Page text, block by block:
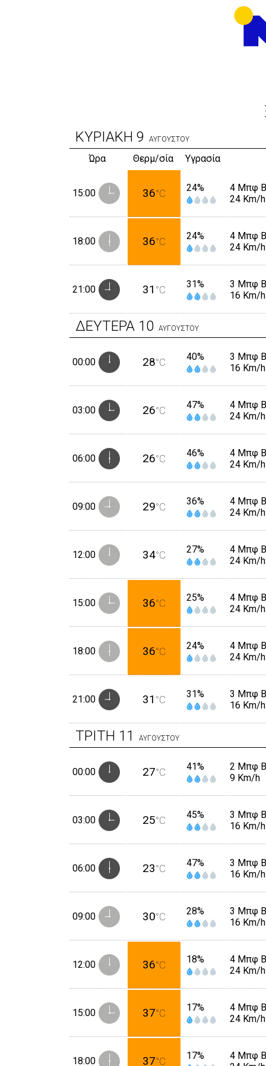
ΚΥΡΙΑΚΗ 9 ΑΥΓΟΥΣΤΟΥ
Ώρα Θερμ/σία Υγρασία
15:00 36°C 24%
4 Μπφ
24 Km/h
18:00 36°C 24%
4 Μπφ
24 Km/h
21:00 31 °C 31%
3 Μπφ
16 Km/h
ΔΕΥΤΕΡΑ 10 ΑΥΓΟΥΣΤΟΥ
00:00 28°C 40%
3 Μπφ
16 Km/h
03:00 26°C 47%
4 Μπφ B
24 Km/h
06:00 26°C 46%
4 Μπφ B
24 Km/h
09:00 29°C 36%
4 Μπφ
24 Km/h
12:00 34°C 27%
4 Μπφ
24 Km/h
15:00 36°C 25%
4 Μπφ
24 Km/h
18:00 36°C 24%
4 Μπφ
24 Km/h
21:00 31 °C 31%
3 Μπφ
16 Km/h
ΤΡΙΤΗ 11 ΑΥΓΟΥΣΤΟΥ
00:00 27°C 41%
2 Μπφ B
9 Km/h
03:00 25°C 45%
3 Μπφ B
16 Km/h
06:00 23°C 47%
3 Μπφ B
16 Km/h
09:00 30°C 28%
3 Μπφ B
16 Km/h
12:00 36°C 18%
4 Μπφ
24 Km/h
15:00 37°C 17%
4 Μπφ
24 Km/h
18:00 37°C 17%
4 Μπφ